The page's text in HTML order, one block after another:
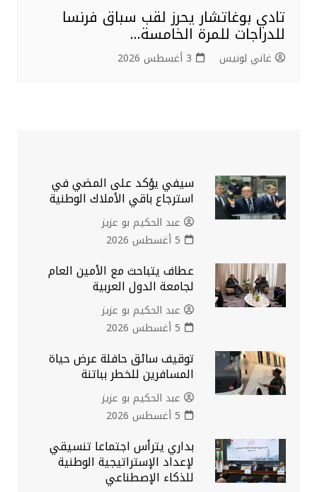
تادي بوغاتشار يحرز لقب سباق فرنسا
للدراجات للمرة الخامسة…
غاني لونيس 3 أغسطس 2026
سيفي يؤكد على المضي في
استرجاع باقي الأملاك الوطنية
عبد الحكيم بو عزيز
5 أغسطس 2026
عطاف يتباحث مع الأمين العام
لجامعة الدول العربية
عبد الحكيم بو عزيز
5 أغسطس 2026
توقيف سائق حافلة عرض حياة
المسافرين للخطر بباتنة
عبد الحكيم بو عزيز
5 أغسطس 2026
بداري يترأس اجتماعا تنسيقي
لإعداد الإستراتيجية الوطنية
للذكاء الإصطناعي